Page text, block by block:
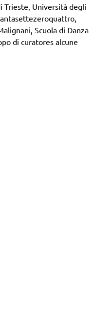
Trieste, Università degli
Scuola di Danza
di curatores alcune